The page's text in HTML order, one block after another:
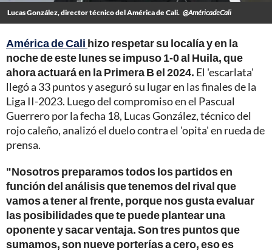
Lucas González, director técnico del América de Cali. @AméricadeCali
América de Cali hizo respetar su localía y en la
noche de este lunes se impuso 1-0 al Huila, que
ahora actuará en la Primera B el 2024. El 'escarlata'
llegó a 33 puntos y aseguró su lugar en las finales de la
Liga II-2023. Luego del compromiso en el Pascual
Guerrero por la fecha 18, Lucas González, técnico del
rojo caleño, analizó el duelo contra el 'opita' en rueda de
prensa.
"Nosotros preparamos todos los partidos en
función del análisis que tenemos del rival que
vamos a tener al frente, porque nos gusta evaluar
las posibilidades que te puede plantear una
oponente y sacar ventaja. Son tres puntos que
sumamos, son nueve porterías a cero, eso es